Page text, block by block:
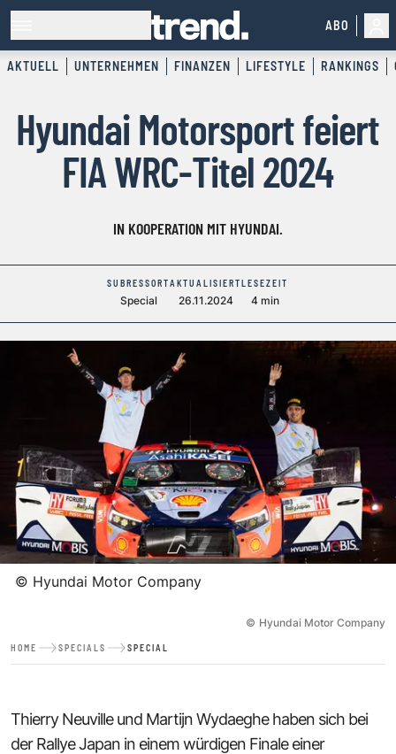
ABO
AKTUELL UNTERNEHMEN FINANZEN LIFESTYLE RANKINGS
Hyundai Motorsport feiert
FIA WRC-Titel 2024
IN KOOPERATION MIT HYUNDAI.
SUBRESSORT
Special
AKTUALISIERT
26.11.2024
LESEZEIT
4 min
© Hyundai Motor Company
© Hyundai Motor Company
HOME SPECIALS SPECIAL
Thierry Neuville und Martijn Wydaeghe haben sich bei
der Rallye Japan in einem würdigen Finale einer